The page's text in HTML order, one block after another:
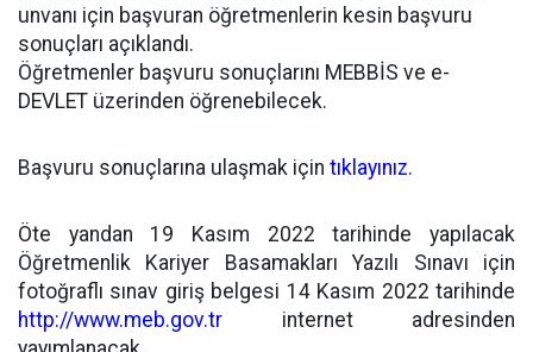
unvanı için başvuran öğretmenlerin kesin başvuru
sonuçları açıklandı.
Öğretmenler başvuru sonuçlarını MEBBİS ve e-
DEVLET üzerinden öğrenebilecek.
Başvuru sonuçlarına ulaşmak için tıklayınız.
Öte yandan 19 Kasım 2022 tarihinde yapılacak
Öğretmenlik Kariyer Basamakları Yazılı Sınavı için
fotoğraflı sınav giriş belgesi 14 Kasım 2022 tarihinde
http://www.meb.gov.tr internet adresinden